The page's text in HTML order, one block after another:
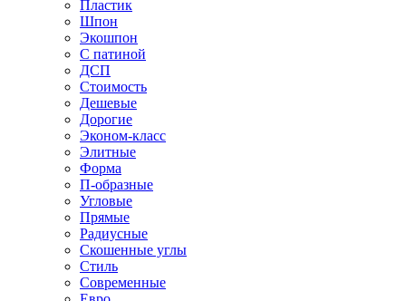
Пластик
Шпон
Экошпон
С патиной
ДСП
Стоимость
Дешевые
Дорогие
Эконом-класс
Элитные
Форма
П-образные
Угловые
Прямые
Радиусные
Скошенные углы
Стиль
Современные